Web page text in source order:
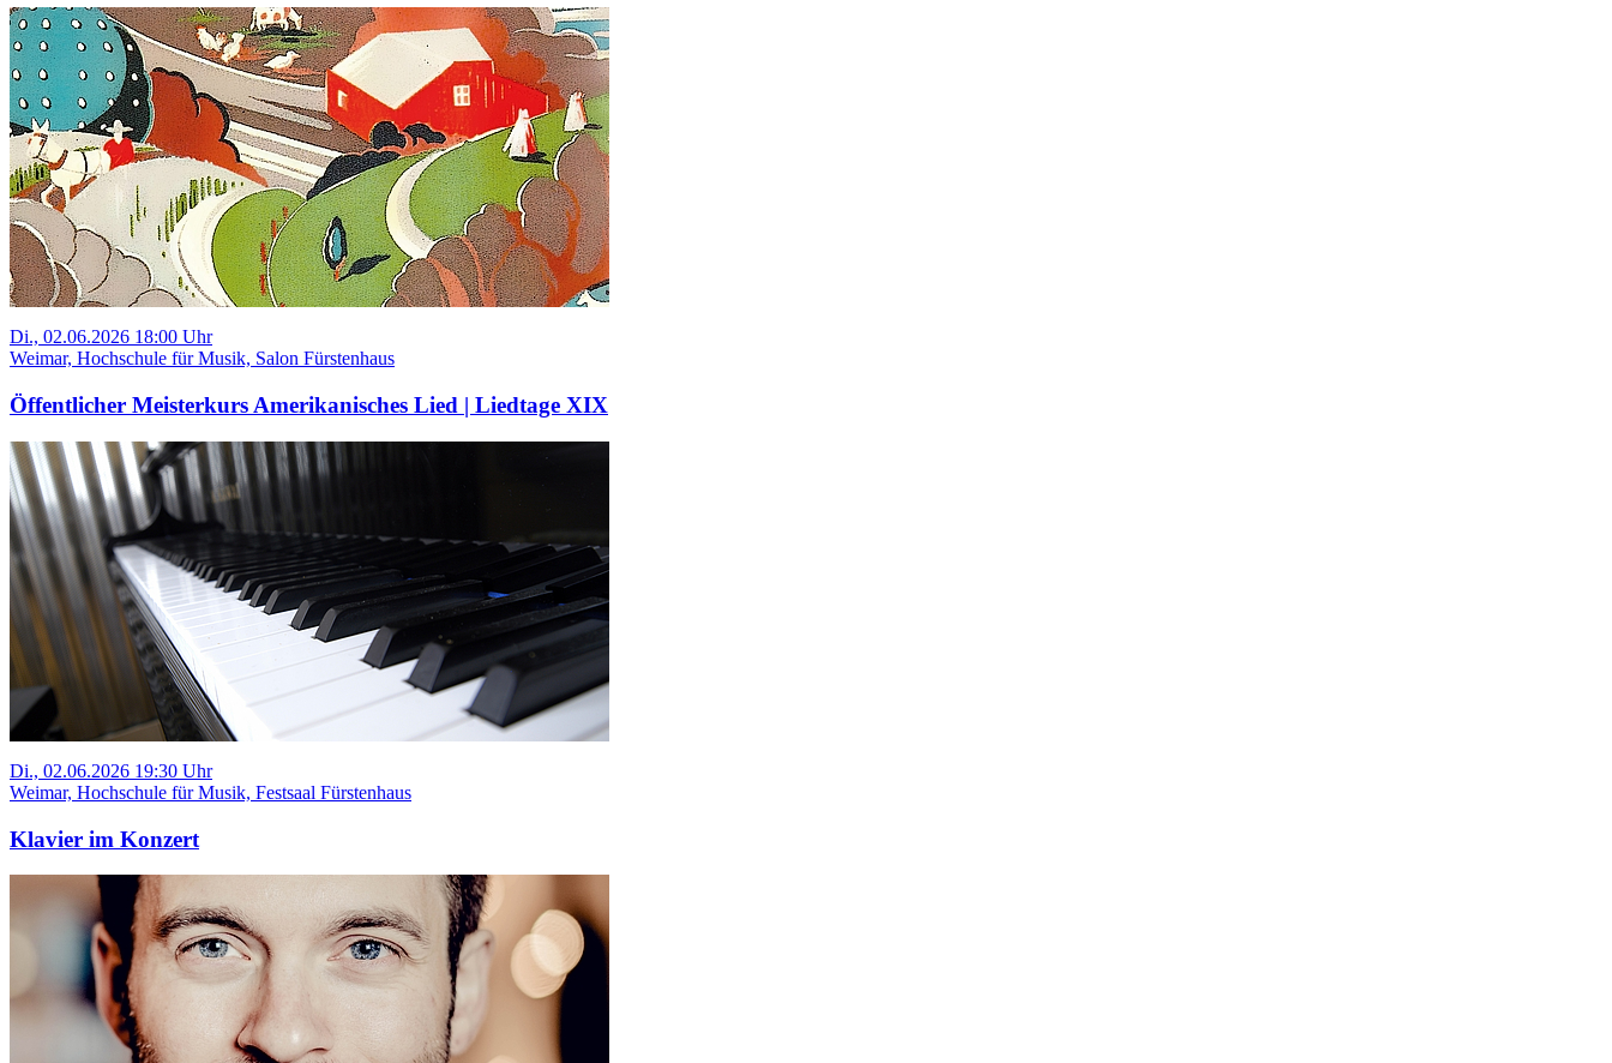
Di., 02.06.2026 18:00 Uhr
Weimar, Hochschule für Musik, Salon Fürstenhaus
Öffentlicher Meisterkurs Amerikanisches Lied | Liedtage XIX
Di., 02.06.2026 19:30 Uhr
Weimar, Hochschule für Musik, Festsaal Fürstenhaus
Klavier im Konzert